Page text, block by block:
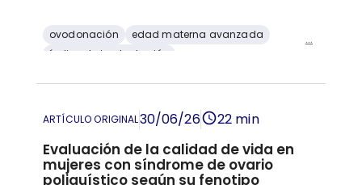
ovodonación
edad materna avanzada
índice de implantación
...
ARTÍCULO ORIGINAL30/06/26 22 min
Evaluación de la calidad de vida en
mujeres con síndrome de ovario
poliquístico según su fenotipo